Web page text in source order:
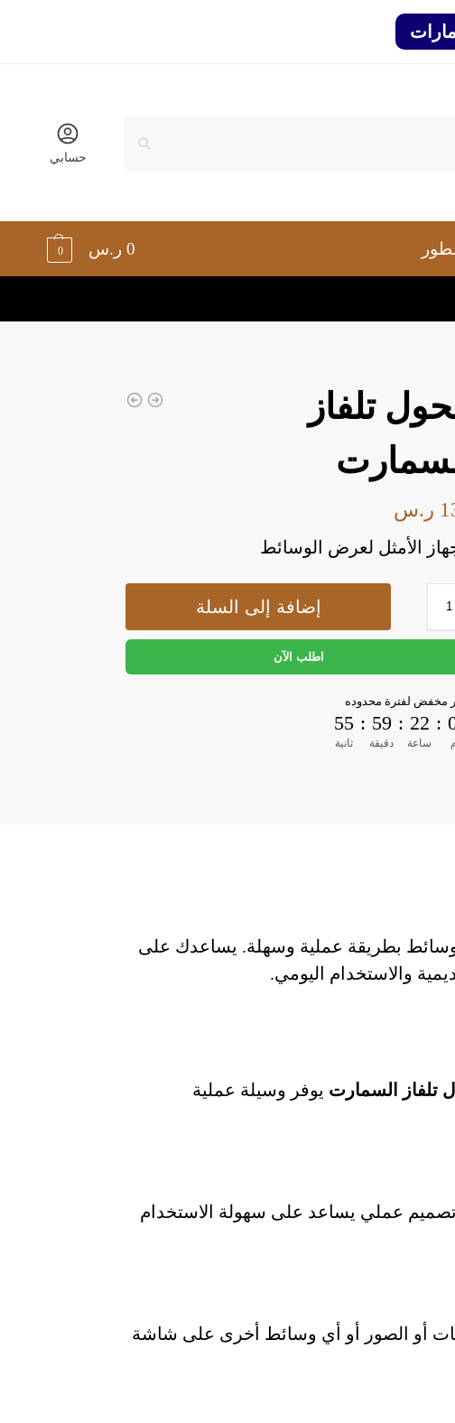
حسابي
0 ر.س 0
تلفاز
ر.س
الأمثل لعرض الوسائط
إضافة إلى السلة
اطلب الآن
مخفض لفترة محدوده
:
22
ساعة
:
59
دقيقة
:
54
ثانية
بطريقة عملية وسهلة. يساعدك على
والاستخدام اليومي.
تلفاز السمارت يوفر وسيلة عملية
عملي يساعد على سهولة الاستخدام
أو الصور أو أي وسائط أخرى على شاشة